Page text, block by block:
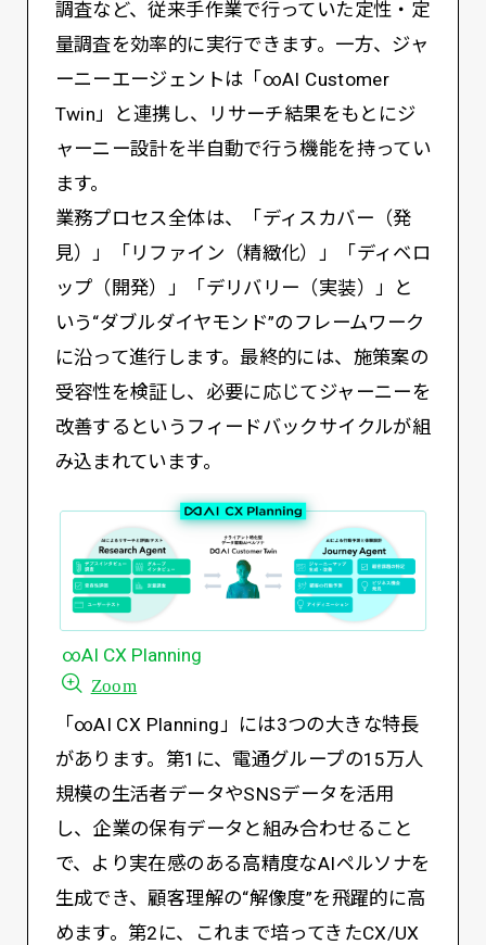
調査など、従来手作業で行っていた定性・定
量調査を効率的に実行できます。一方、ジャ
ーニーエージェントは「∞AI Customer
Twin」と連携し、リサーチ結果をもとにジ
ャーニー設計を半自動で行う機能を持ってい
ます。
業務プロセス全体は、「ディスカバー（発
見）」「リファイン（精緻化）」「ディベロ
ップ（開発）」「デリバリー（実装）」と
いう“ダブルダイヤモンド”のフレームワーク
に沿って進行します。最終的には、施策案の
受容性を検証し、必要に応じてジャーニーを
改善するというフィードバックサイクルが組
み込まれています。
∞AI CX Planning
Zoom
「∞AI CX Planning」には3つの大きな特長
があります。第1に、電通グループの15万人
規模の生活者データやSNSデータを活用
し、企業の保有データと組み合わせること
で、より実在感のある高精度なAIペルソナを
生成でき、顧客理解の“解像度”を飛躍的に高
めます。第2に、これまで培ってきたCX/UX